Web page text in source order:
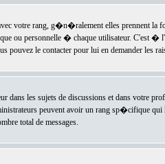
votre rang, g�n�ralement elles prennent la
ou personnelle � chaque utilisateur. C'est �
le contacter pour lui en demander les
les sujets de discussions et dans votre
peuvent avoir un rang sp�cifique
total de messages.